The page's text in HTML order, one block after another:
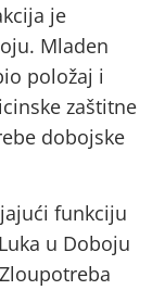
je
Mladen
položaj i
zaštitne
dobojske
funkciju
u Doboju